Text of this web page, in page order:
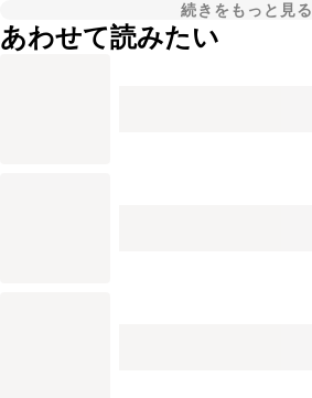
続きをもっと見る
あわせて読みたい